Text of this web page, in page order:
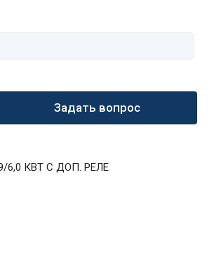
Задать вопрос
6,0 КВТ С ДОП. РЕЛЕ